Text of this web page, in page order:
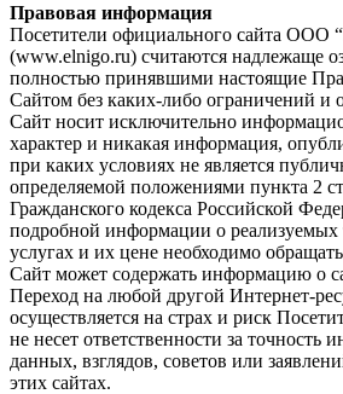
Правовая информация
Посетители официального сайта
(www.elnigo.ru) считаются надлежаще
полностью принявшими настоящие
Сайтом без каких-либо ограничений и
Сайт носит исключительно
характер и никакая информация,
при каких условиях не является
определяемой положениями пункта 2
Гражданского кодекса Российской
подробной информации о реализуемых
услугах и их цене необходимо
Сайт может содержать информацию о
Переход на любой другой Интернет-
осуществляется на страх и риск
не несет ответственности за точность
данных, взглядов, советов или
этих сайтах.